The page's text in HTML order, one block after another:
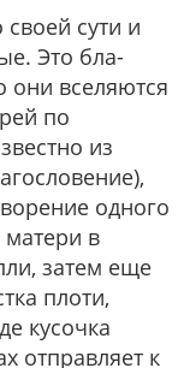
сути и
Это бла-
они вселяются
по
из
одного
матери в
затем еще
плоти,
кусочка
отправляет к